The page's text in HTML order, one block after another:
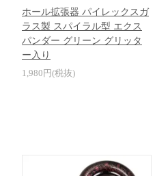
ホール拡張器 パイレックスガ
ラス製 スパイラル型 エクス
パンダー グリーン グリッタ
ー入り
1,980円(税抜)